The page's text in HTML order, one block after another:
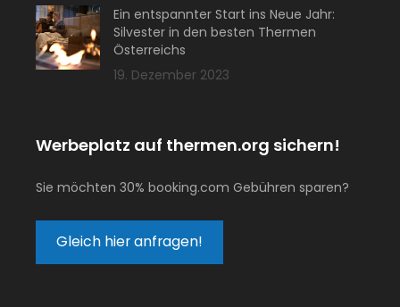
Ein entspannter Start ins Neue Jahr:
Silvester in den besten Thermen
Österreichs
19. Dezember 2023
Werbeplatz auf thermen.org sichern!
Sie möchten 30% booking.com Gebühren sparen?
Gleich hier anfragen!